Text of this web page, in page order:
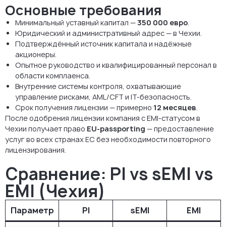
Основные требования
Минимальный уставный капитал —350 000 евро
Юридический и административный адрес — в Чехии.
Подтверждённый источник капитала и надёжные
акционеры.
Опытное руководство и квалифицированный персонал в
области комплаенса.
Внутренние системы контроля, охватывающие
управление рисками, AML/CFT и IT-безопасность.
Срок получения лицензии — примерно 12 месяцев
После одобрения лицензии компания с EMI-статусом в
Чехии получает право EU-passporting — предоставление
услуг во всех странах ЕС без необходимости повторного
лицензирования.
Сравнение: PI vs sEMI vs
EMI (Чехия)
Параметр PI sEMI
EMI